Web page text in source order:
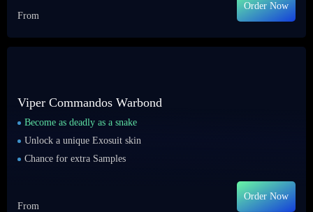
From
Order Now
Viper Commandos Warbond
Become as deadly as a snake
Unlock a unique Exosuit skin
Chance for extra Samples
From
Order Now